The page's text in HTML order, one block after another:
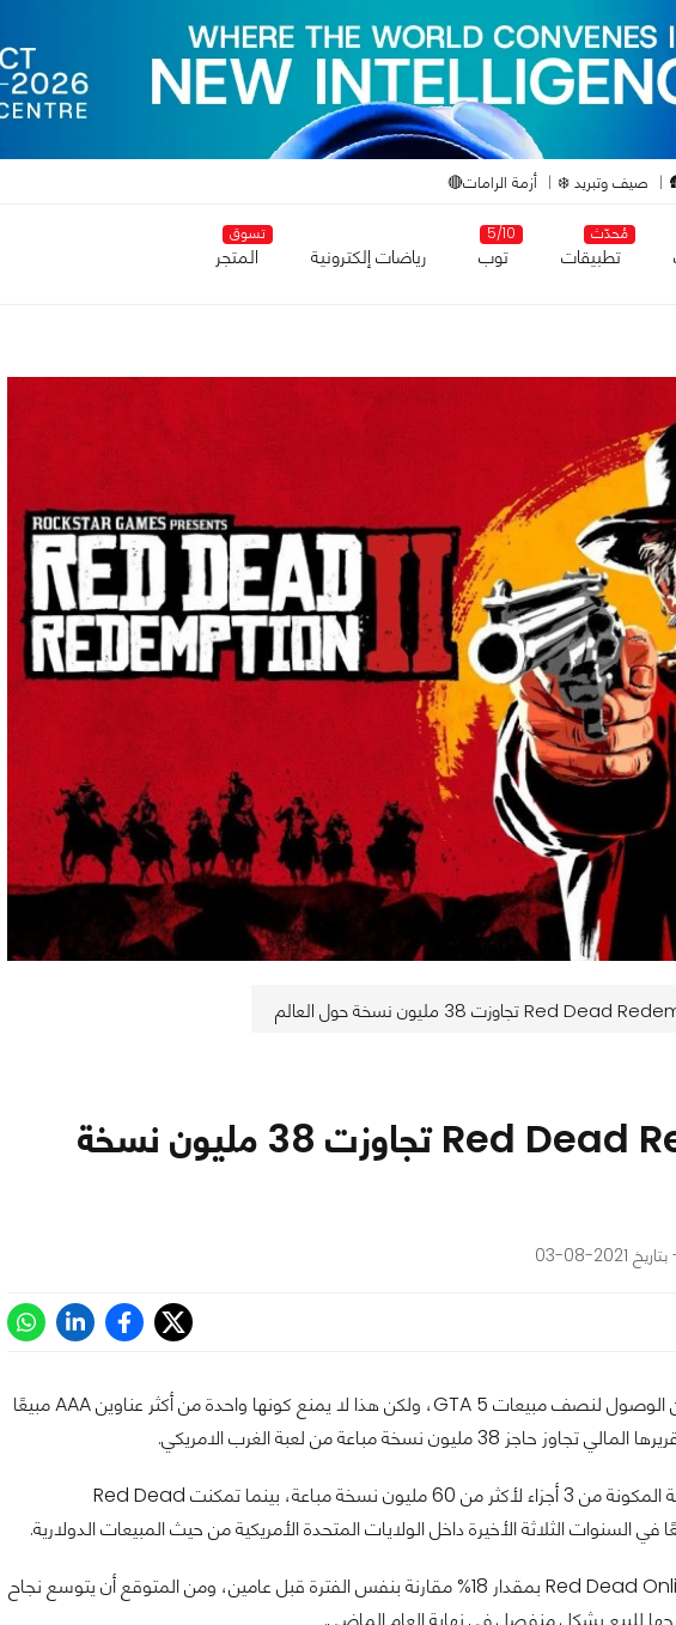
صيف وتبريد ❄️ أزمة الرامات🔴
مُحدّث
تطبيقات
5/10
توب رياضات إلكترونية
تسوق
المتجر
مبيعات Red Dead Redemption 2 تجاوزت 38 مليون نسخة
08-03
ربما لم تتمكن Red Dead Redemption 2 من الوصول لنصف مبيعات GTA 5، ولكن هذا لا يمنع كونها واحدة من أكثر عناوين AAA مبيعًا
بحسب بيان الناشر، وصل إجمالي مبيعات السلسلة المكونة من 3 أجزاء لأكثر من 60 مليون نسخة مباعة، بينما تمكنت Red Dead
من جهة أخرى ازدادت القاعدة الجماهيرية للعبة Red Dead Online بمقدار 18% مقارنة بنفس الفترة قبل عامين، ومن المتوقع أن يتوسع نجاح